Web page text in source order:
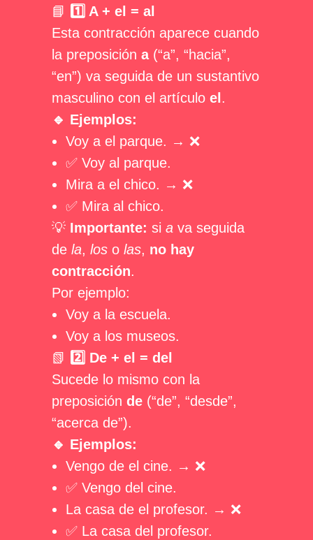
📘
1️⃣ A + el = al
Esta contracción aparece cuando
la preposición a(“a”, “hacia”,
“en”) va seguida de un sustantivo
masculino con el artículo el.
🔹 Ejemplos:
Voy a el parque. → ❌
✅ Voy al parque.
Mira a el chico. → ❌
✅ Mira al chico.
💡 Importante: si a va seguida
de la, los o las, no hay
contracción.
Por ejemplo:
Voy a la escuela.
Voy a los museos.
📗
2️⃣ De + el = del
Sucede lo mismo con la
preposición de (“de”, “desde”,
“acerca de”).
🔹 Ejemplos:
Vengo de el cine. → ❌
✅ Vengo del cine.
La casa de el profesor. → ❌
✅ La casa del profesor.